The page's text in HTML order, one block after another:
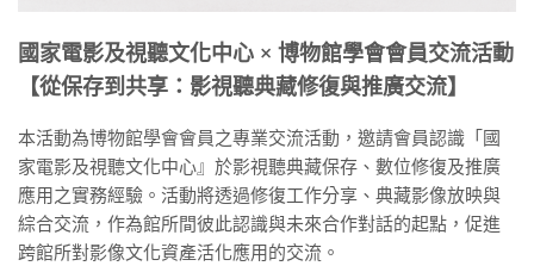
國家電影及視聽文化中心 × 博物館學會會員交流活動
【從保存到共享：影視聽典藏修復與推廣交流】
本活動為博物館學會會員之專業交流活動，邀請會員認識「國
家電影及視聽文化中心』於影視聽典藏保存、數位修復及推廣
應用之實務經驗。活動將透過修復工作分享、典藏影像放映與
綜合交流，作為館所間彼此認識與未來合作對話的起點，促進
跨館所對影像文化資產活化應用的交流。